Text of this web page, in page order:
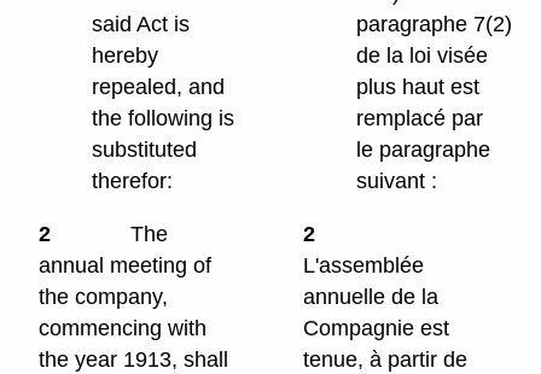
said Act is
hereby
repealed, and
the following is
substituted
therefor:
paragraphe 7(2)
de la loi visée
plus haut est
remplacé par
le paragraphe
suivant :
2
The
annual meeting of
the company,
commencing with
the year 1913, shall
2
L'assemblée
annuelle de la
Compagnie est
tenue, à partir de